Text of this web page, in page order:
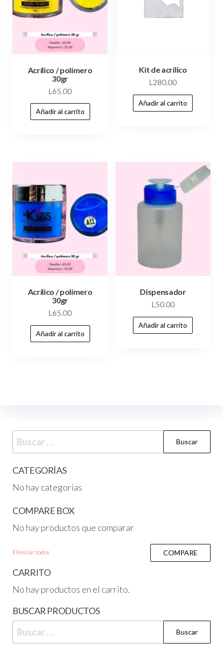
Acrílico / polímero
30gr
L65.00
Añadir al carrito
Kit de acrílico
L280.00
Añadir al carrito
Acrílico / polímero
30gr
L65.00
Añadir al carrito
Dispensador
L50.00
Añadir al carrito
CATEGORÍAS
No hay categorías
COMPARE BOX
No hay productos que comparar
Eliminar todos COMPARE
CARRITO
No hay productos en el carrito.
BUSCAR PRODUCTOS